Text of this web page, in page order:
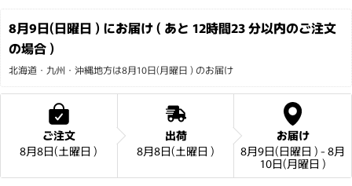
8月9日(日曜日 ) にお届け ( あと 12時間23 分以内のご注文
の場合 )
北海道・九州・沖縄地方は8月10日(月曜日 ) のお届け
ご注文
8月8日(土曜日 )
出荷
8月8日(土曜日 )
お届け
8月9日(日曜日 ) - 8月
10日(月曜日 )